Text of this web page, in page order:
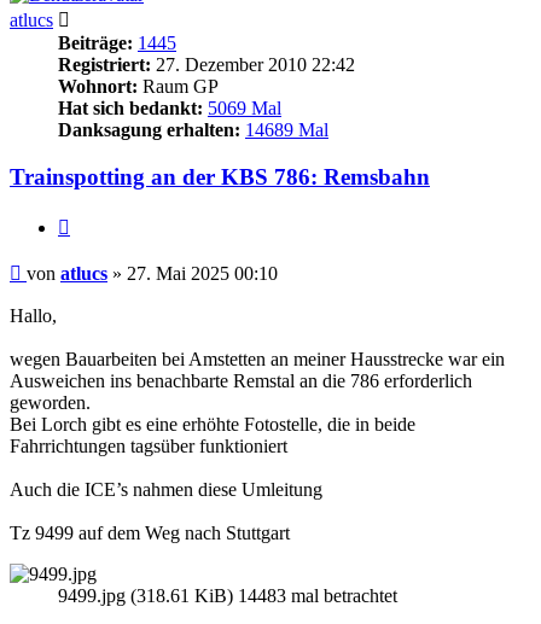
atlucs
Beiträge: 1445
Registriert: 27. Dezember 2010 22:42
Wohnort: Raum GP
Hat sich bedankt: 5069 Mal
Danksagung erhalten: 14689 Mal
Trainspotting an der KBS 786: Remsbahn
Beitrag
von atlucs » 27. Mai 2025 00:10
Hallo,
wegen Bauarbeiten bei Amstetten an meiner Hausstrecke war ein
Ausweichen ins benachbarte Remstal an die 786 erforderlich
geworden.
Bei Lorch gibt es eine erhöhte Fotostelle, die in beide
Fahrrichtungen tagsüber funktioniert
Auch die ICE’s nahmen diese Umleitung
Tz 9499 auf dem Weg nach Stuttgart
9499.jpg (318.61 KiB) 14483 mal betrachtet